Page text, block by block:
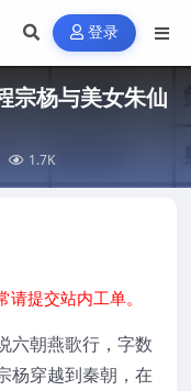
登录
宗杨与美女朱仙
1.7K
提交站内工单。
六朝燕歌行，字数
杨穿越到秦朝，在